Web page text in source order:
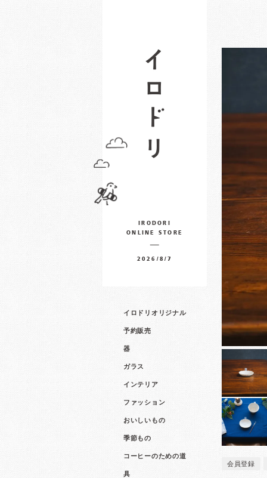
IRODORI
ONLINE STORE
2026/8/7
イロドリオリジナル
予約販売
器
ガラス
インテリア
ファッション
おいしいもの
季節もの
コーヒーのための道
具
会員登録